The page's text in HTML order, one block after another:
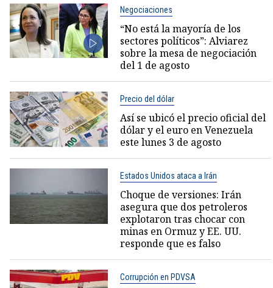
Negociaciones
“No está la mayoría de los
sectores políticos”: Alviarez
sobre la mesa de negociación
del 1 de agosto
Precio del dólar
Así se ubicó el precio oficial del
dólar y el euro en Venezuela
este lunes 3 de agosto
Estados Unidos ataca a Irán
Choque de versiones: Irán
asegura que dos petroleros
explotaron tras chocar con
minas en Ormuz y EE. UU.
responde que es falso
Corrupción en PDVSA